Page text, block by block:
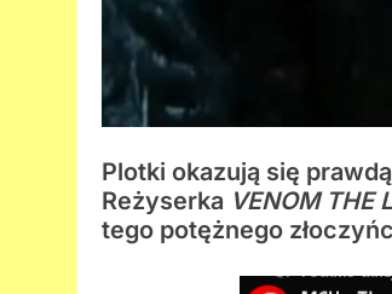
Plotki okazują się
Reżyserka VENOM THE
tego potężnego